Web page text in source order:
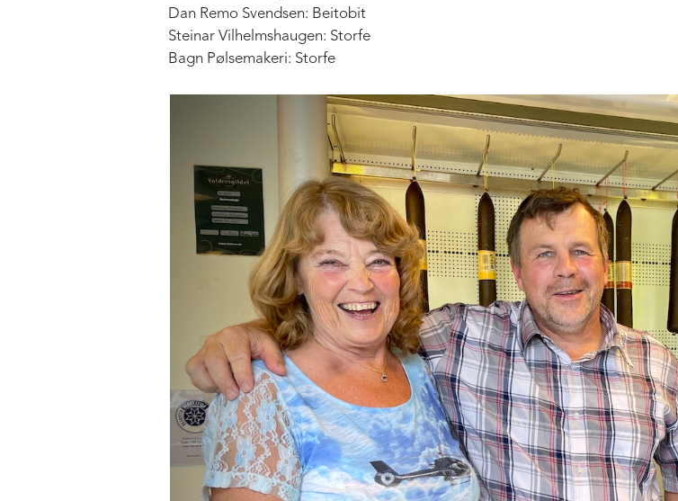
Dan Remo Svendsen: Beitobit
Steinar Vilhelmshaugen: Storfe
Bagn Pølsemakeri: Storfe